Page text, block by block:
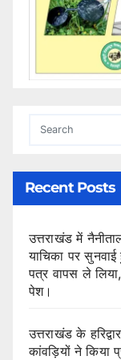
Recent Posts
उत्तराखंड में
याचिका पर
पत्र वापस ले
पेश।
उत्तराखंड के
कांवड़ियों ने किया